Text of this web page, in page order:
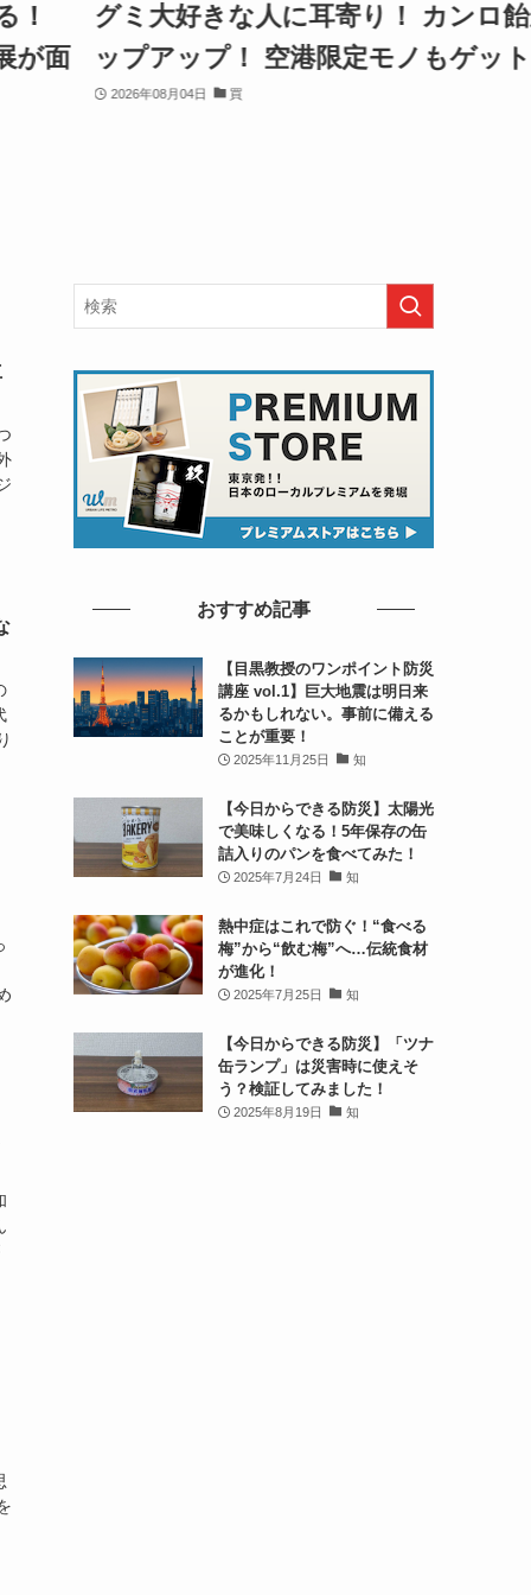
面
グミ大好きな人に耳寄り！ カンロ飴
ップアップ！ 空港限定モノもゲッ
2026年08月04日 買
おすすめ記事
【目黒教授のワンポイント防災
講座 vol.1】巨大地震は明日来
るかもしれない。事前に備える
ことが重要！
2025年11月25日 知
【今日からできる防災】太陽光
で美味しくなる！5年保存の缶
詰入りのパンを食べてみた！
2025年7月24日 知
熱中症はこれで防ぐ！“食べる
梅”から“飲む梅”へ…伝統食材
が進化！
2025年7月25日 知
【今日からできる防災】「ツナ
缶ランプ」は災害時に使えそ
う？検証してみました！
2025年8月19日 知